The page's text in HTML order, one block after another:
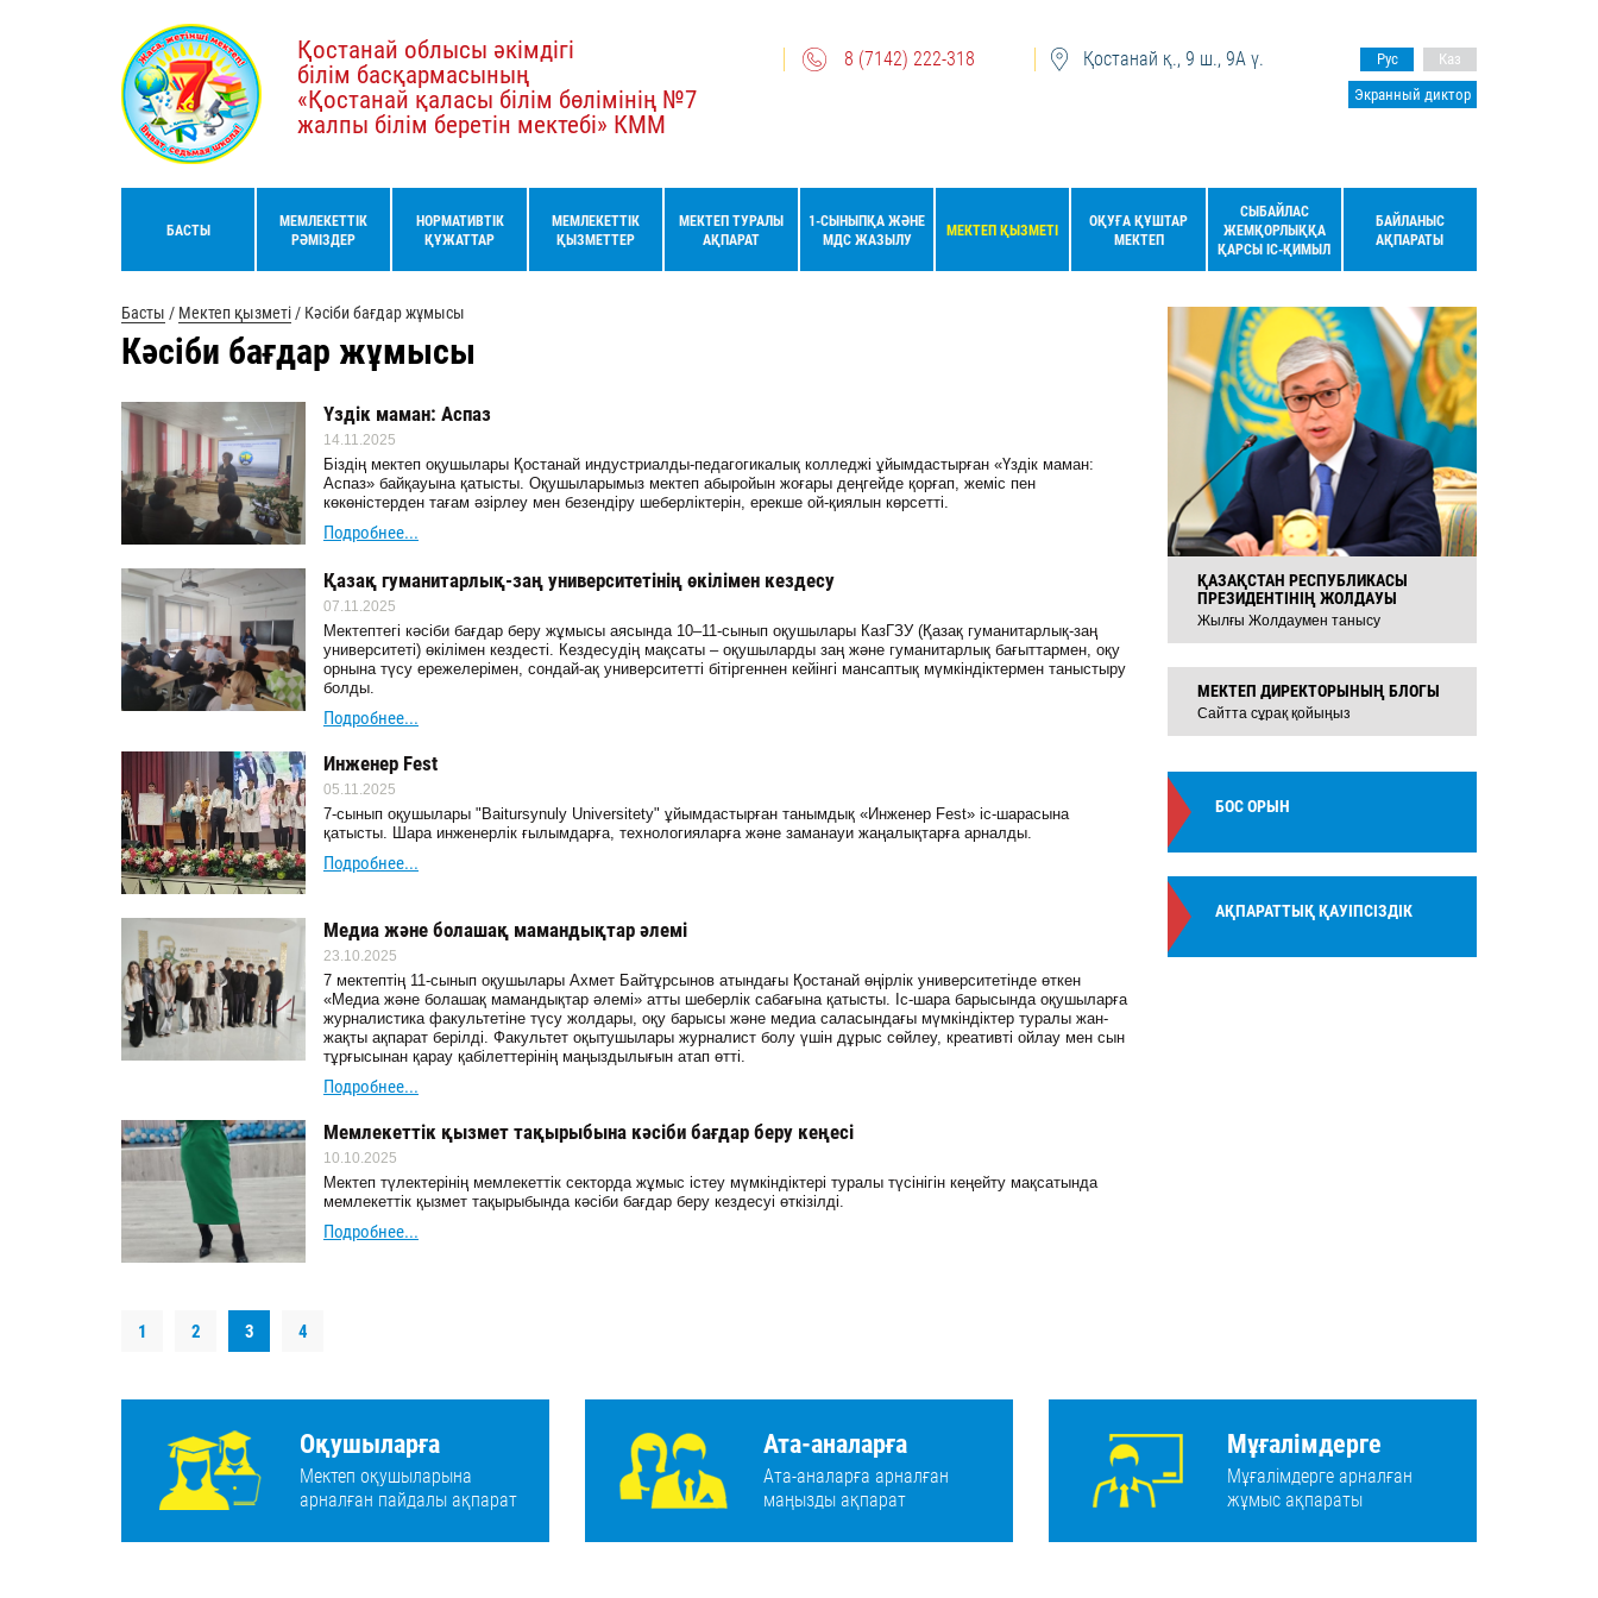
Қостанай облысы әкімдігі
білім басқармасының
«Қостанай қаласы білім бөлімінің №7
жалпы білім беретін мектебі» КММ
8 (7142) 222-318 Қостанай қ., 9 ш., 9А ү. Рус
Каз
Экранный диктор
БАСТЫ
МЕМЛЕКЕТТІК
РӘМІЗДЕР
НОРМАТИВТІК
ҚҰЖАТТАР
МЕМЛЕКЕТТІК
ҚЫЗМЕТТЕР
МЕКТЕП ТУРАЛЫ
АҚПАРАТ
1-СЫНЫПҚА ЖӘНЕ
МДС ЖАЗЫЛУ
МЕКТЕП ҚЫЗМЕТІ
ОҚУҒА ҚҰШТАР
МЕКТЕП
СЫБАЙЛАС
ЖЕМҚОРЛЫҚҚА
ҚАРСЫ ІС-ҚИМЫЛ
БАЙЛАНЫС
АҚПАРАТЫ
Басты / Мектеп қызметі / Кәсіби бағдар жұмысы
Кәсіби бағдар жұмысы
Үздік маман: Аспаз
14.11.2025
Біздің мектеп оқушылары Қостанай индустриалды-педагогикалық колледжі ұйымдастырған «Үздік маман:
Аспаз» байқауына қатысты. Оқушыларымыз мектеп абыройын жоғары деңгейде қорғап, жеміс пен
көкөністерден тағам әзірлеу мен безендіру шеберліктерін, ерекше ой-қиялын көрсетті.
Подробнее...
Қазақ гуманитарлық-заң университетінің өкілімен кездесу
07.11.2025
Мектептегі кәсіби бағдар беру жұмысы аясында 10–11-сынып оқушылары КазГЗУ (Қазақ гуманитарлық-заң
университеті) өкілімен кездесті. Кездесудің мақсаты – оқушыларды заң және гуманитарлық бағыттармен, оқу
орнына түсу ережелерімен, сондай-ақ университетті бітіргеннен кейінгі мансаптық мүмкіндіктермен таныстыру
болды.
Подробнее...
Инженер Fest
05.11.2025
7-сынып оқушылары "Baitursynuly Universitety" ұйымдастырған танымдық «Инженер Fest» іс-шарасына
қатысты. Шара инженерлік ғылымдарға, технологияларға және заманауи жаңалықтарға арналды.
Подробнее...
Медиа және болашақ мамандықтар әлемі
23.10.2025
7 мектептің 11-сынып оқушылары Ахмет Байтұрсынов атындағы Қостанай өңірлік университетінде өткен
«Медиа және болашақ мамандықтар әлемі» атты шеберлік сабағына қатысты. Іс-шара барысында оқушыларға
журналистика факультетіне түсу жолдары, оқу барысы және медиа саласындағы мүмкіндіктер туралы жан-
жақты ақпарат берілді. Факультет оқытушылары журналист болу үшін дұрыс сөйлеу, креативті ойлау мен сын
тұрғысынан қарау қабілеттерінің маңыздылығын атап өтті.
Подробнее...
Мемлекеттік қызмет тақырыбына кәсіби бағдар беру кеңесі
10.10.2025
Мектеп түлектерінің мемлекеттік секторда жұмыс істеу мүмкіндіктері туралы түсінігін кеңейту мақсатында
мемлекеттік қызмет тақырыбында кәсіби бағдар беру кездесуі өткізілді.
Подробнее...
1 2 3 4
ҚАЗАҚСТАН РЕСПУБЛИКАСЫ
ПРЕЗИДЕНТІНІҢ ЖОЛДАУЫ
Жылғы Жолдаумен танысу
МЕКТЕП ДИРЕКТОРЫНЫҢ БЛОГЫ
Сайтта сұрақ қойыңыз
БОС ОРЫН
АҚПАРАТТЫҚ ҚАУІПСІЗДІК
Оқушыларға
Мектеп оқушыларына
арналған пайдалы ақпарат
Ата-аналарға
Ата-аналарға арналған
маңызды ақпарат
Мұғалімдерге
Мұғалімдерге арналған
жұмыс ақпараты